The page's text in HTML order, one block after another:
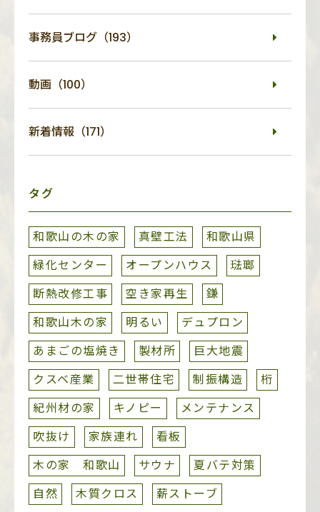
事務員ブログ（193）
動画（100）
新着情報（171）
タグ
和歌山の木の家 真壁工法
和歌山県
緑化センター
オープンハウス
琺瑯
断熱改修工事
空き家再生
鎌
和歌山木の家
明るい
デュプロン
あまごの塩焼き
製材所
巨大地震
クスベ産業
二世帯住宅 制振構造
桁
紀州材の家
キノピー
メンテナンス
吹抜け
家族連れ
看板
木の家 和歌山
サウナ
夏バテ対策
自然
木質クロス
薪ストーブ